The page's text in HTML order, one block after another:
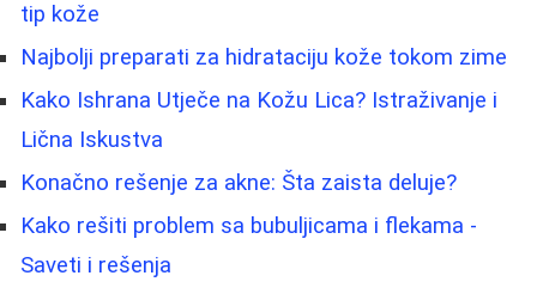
tip kože
Najbolji preparati za hidrataciju kože tokom zime
Kako Ishrana Utječe na Kožu Lica? Istraživanje i
Lična Iskustva
Konačno rešenje za akne: Šta zaista deluje?
Kako rešiti problem sa bubuljicama i flekama -
Saveti i rešenja